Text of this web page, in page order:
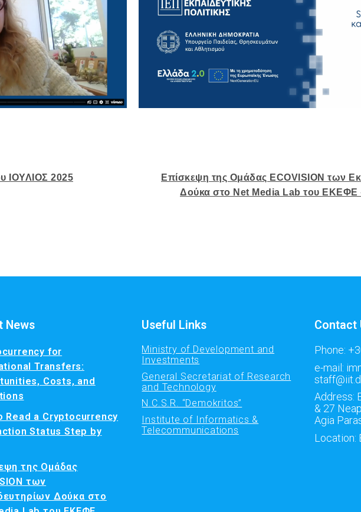
ΙΟΥΛΙΟΣ 2025
Επίσκεψη της Ομάδας ECOVISION των
Δούκα στο Net Media Lab του ΕΚΕΦΕ
News
for
Transfers:
Costs, and
Read a Cryptocurrency
Status Step by
της Ομάδας
των
Δούκα στο
Useful Links
Ministry of Development and
Investments
General Secretariat of Research
and Technology
N.C.S.R. “Demokritos”
Institute of Informatics &
Telecommunications
Contact
Phone:
e-mail:
Address:
& 27
Agia
Location: